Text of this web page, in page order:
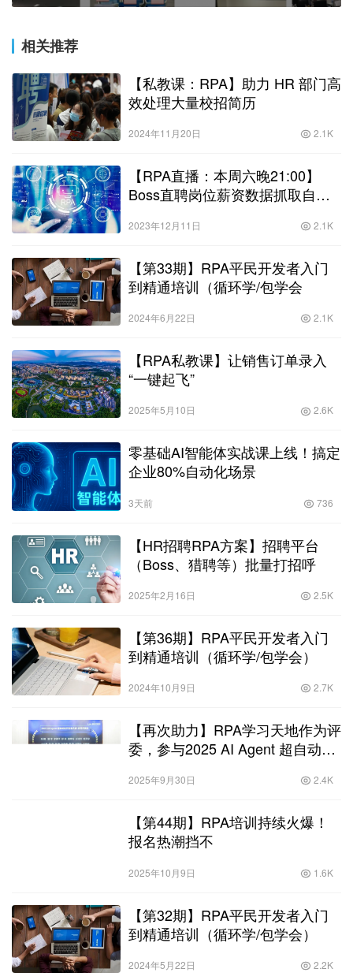
相关推荐
【私教课：RPA】助力 HR 部门高
效处理大量校招简历
2024年11月20日 2.1K
【RPA直播：本周六晚21:00】
Boss直聘岗位薪资数据抓取自动
2023年12月11日 2.1K
【第33期】RPA平民开发者入门
到精通培训（循环学/包学会
2024年6月22日 2.1K
【RPA私教课】让销售订单录入
“一键起飞”
2025年5月10日 2.6K
零基础AI智能体实战课上线！搞定
企业80%自动化场景
3天前 736
【HR招聘RPA方案】招聘平台
（Boss、猎聘等）批量打招呼
2025年2月16日 2.5K
【第36期】RPA平民开发者入门
到精通培训（循环学/包学会）
2024年10月9日 2.7K
【再次助力】RPA学习天地作为评
委，参与2025 AI Agent 超自动化
2025年9月30日 2.4K
【第44期】RPA培训持续火爆！
报名热潮挡不
2025年10月9日 1.6K
【第32期】RPA平民开发者入门
到精通培训（循环学/包学会）
2024年5月22日 2.2K